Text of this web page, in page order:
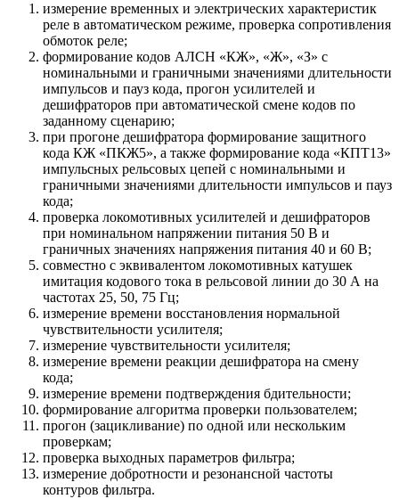
измерение временных и электрических характеристик
реле в автоматическом режиме, проверка сопротивления
обмоток реле;
формирование кодов АЛСН «КЖ», «Ж», «З» с
номинальными и граничными значениями длительности
импульсов и пауз кода, прогон усилителей и
дешифраторов при автоматической смене кодов по
заданному сценарию;
при прогоне дешифратора формирование защитного
кода КЖ «ПКЖ5», а также формирование кода «КПТ13»
импульсных рельсовых цепей с номинальными и
граничными значениями длительности импульсов и пауз
кода;
проверка локомотивных усилителей и дешифраторов
при номинальном напряжении питания 50 В и
граничных значениях напряжения питания 40 и 60 В;
совместно с эквивалентом локомотивных катушек
имитация кодового тока в рельсовой линии до 30 А на
частотах 25, 50, 75 Гц;
измерение времени восстановления нормальной
чувствительности усилителя;
измерение чувствительности усилителя;
измерение времени реакции дешифратора на смену
кода;
измерение времени подтверждения бдительности;
формирование алгоритма проверки пользователем;
прогон (зацикливание) по одной или нескольким
проверкам;
проверка выходных параметров фильтра;
измерение добротности и резонансной частоты
контуров фильтра.